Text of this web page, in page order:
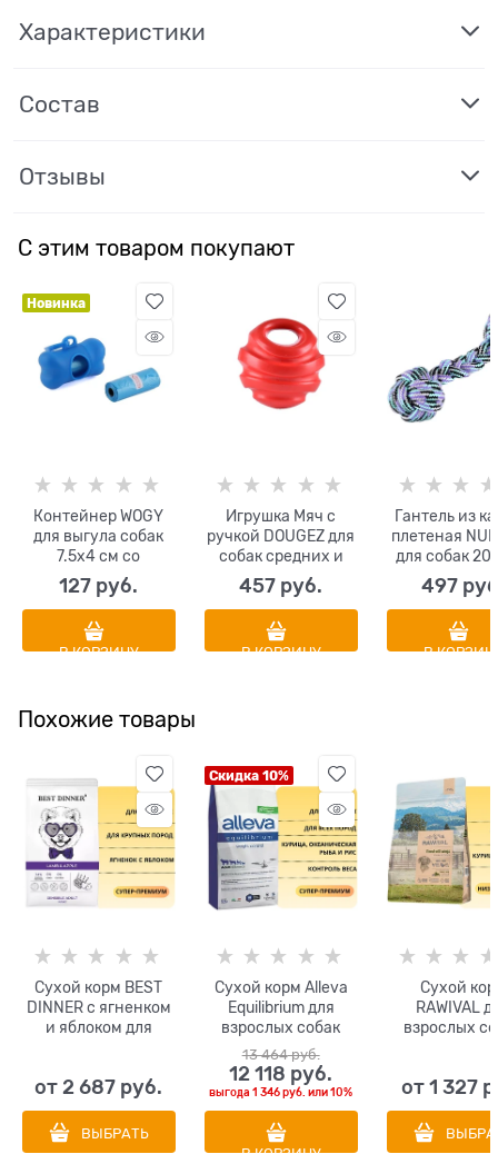
Характеристики
Состав
Отзывы
С этим товаром покупают
Новинка
Контейнер WOGY
для выгула собак
7.5х4 см со
сменными
рулонами
пакетов 2 шт
127 руб.
В КОРЗИНУ
Игрушка Мяч с
ручкой DOUGEZ для
собак средних и
крупных пород
повышенной
см
457 руб.
В КОРЗИНУ
Гантель из
плетеная
для собак
средняя
497
В
Похожие товары
Сухой корм BEST
DINNER с ягненком
и яблоком для
Sensible Adult Maxi
Lamb & Apple
от2 687 руб.
ВЫБРАТЬ
Скидка 10%
Сухой корм Alleva
Equilibrium для
взрослых собак
всех пород,
склонных к
лишнему весу с
курицей,
океанической
рыбой и рисом
13 464 руб.
12 118 руб.
выгода1 346 руб. или10%
В КОРЗИНУ
Сухой
RAWIVAL
взрослых
индейки Finest with
Wings
Turkey
MEDIUM &
от1 327